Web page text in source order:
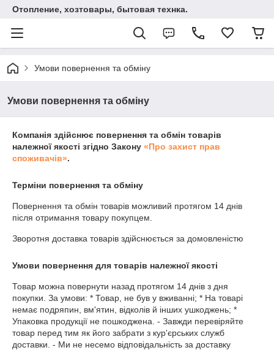
Отопление, хозтовары, бытовая технка.
Умови повернення та обміну
Умови повернення та обміну
Компанія здійснює повернення та обмін товарів
належної якості згідно Закону «Про захист прав
споживачів».
Терміни повернення та обміну
Повернення та обмін товарів можливий протягом 14 днів
після отримання товару покупцем.
Зворотня доставка товарів здійснюється за домовленістю
Умови повернення для товарів належної якості
Товар можна повернути назад протягом 14 днів з дня
покупки. За умови: * Товар, не був у вживанні; * На товарі
немає подряпин, вм'ятин, відколів й інших ушкоджень; *
Упаковка продукції не пошкоджена. - Завжди перевіряйте
товар перед тим як його забрати з кур'єрських служб
доставки. - Ми не несемо відповідальність за доставку